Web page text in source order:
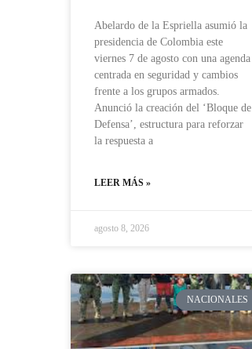
Abelardo de la Espriella asumió la
presidencia de Colombia este
viernes 7 de agosto con una agenda
centrada en seguridad y cambios
frente a los grupos armados.
Anunció la creación del ‘Bloque de
Defensa’, estructura para reforzar
la respuesta a
LEER MÁS »
agosto 8, 2026
NACIONALES